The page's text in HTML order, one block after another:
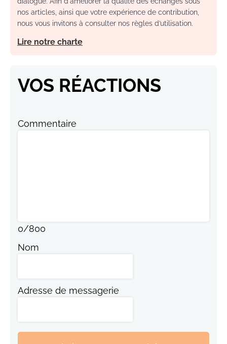
nos articles, ainsi que votre expérience de contribution,
nous vous invitons à consulter nos règles d’utilisation.
Lire notre charte
VOS RÉACTIONS
Commentaire
0/800
Nom
Adresse de messagerie